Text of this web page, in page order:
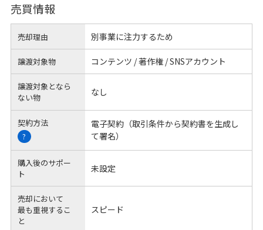
売買情報
売却理由 別事業に注力するため
譲渡対象物 コンテンツ / 著作権 / SNSアカウント
譲渡対象となら
ない物
なし
契約方法
?
電子契約（取引条件から契約書を生成し
て署名）
購入後のサポー
ト
未設定
売却において
最も重視するこ
と
スピード